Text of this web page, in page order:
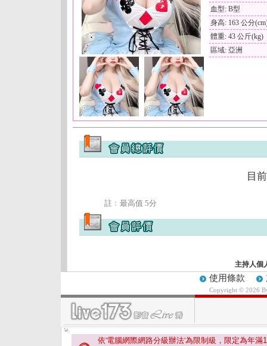
血型: B型
身高: 163 公分
體重: 43 公斤(kg)
區域: 亞洲
目
註﹕最高值 5分
主持人個
使用條款
Copyright © 2026
依'電腦網際網路分級辦法'為限制級，限定為年滿